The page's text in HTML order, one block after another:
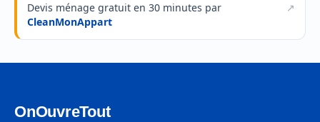
Devis ménage gratuit en 30 minutes par
CleanMonAppart
OnOuvreTout